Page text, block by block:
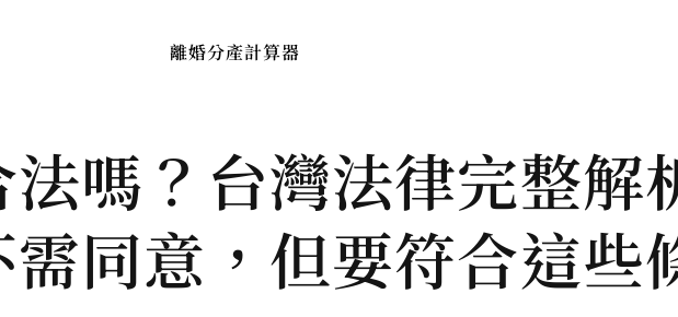
離婚分產計算器
嗎？台灣法律完整解
同意，但要符合這些